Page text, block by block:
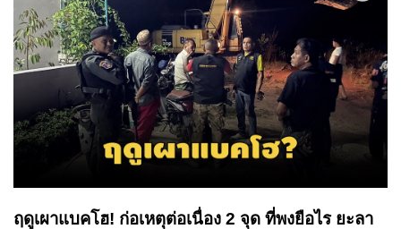
ฤดูเผาแบคโฮ! ก่อเหตุต่อเนื่อง 2 จุด ที่พงยือไร ยะลา